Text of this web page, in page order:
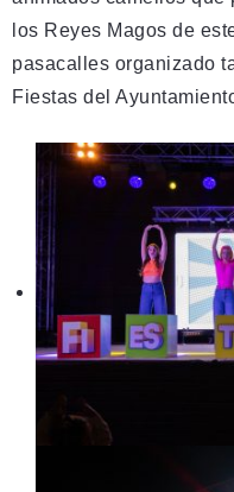
los Reyes Magos de
pasacalles organizado
Fiestas del